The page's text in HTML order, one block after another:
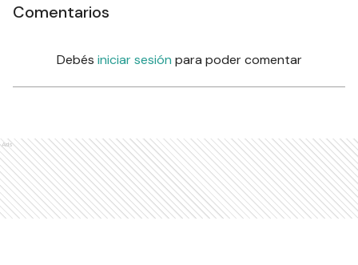
Comentarios
Debés iniciar sesión para poder comentar
Ads